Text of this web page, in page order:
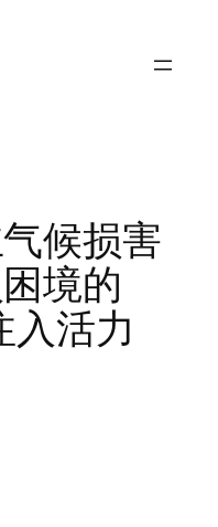
候损害
境的
入活力